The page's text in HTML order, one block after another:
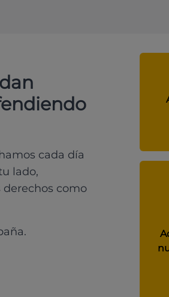
cada día
lado,
como